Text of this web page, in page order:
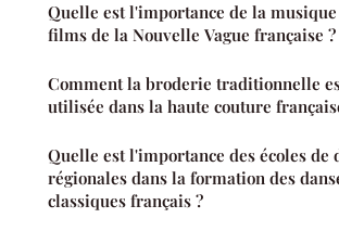
Quelle est l'importance de la
films de la Nouvelle Vague française ?
Comment la broderie traditionnelle
utilisée dans la haute couture
Quelle est l'importance des écoles de
régionales dans la formation des
classiques français ?